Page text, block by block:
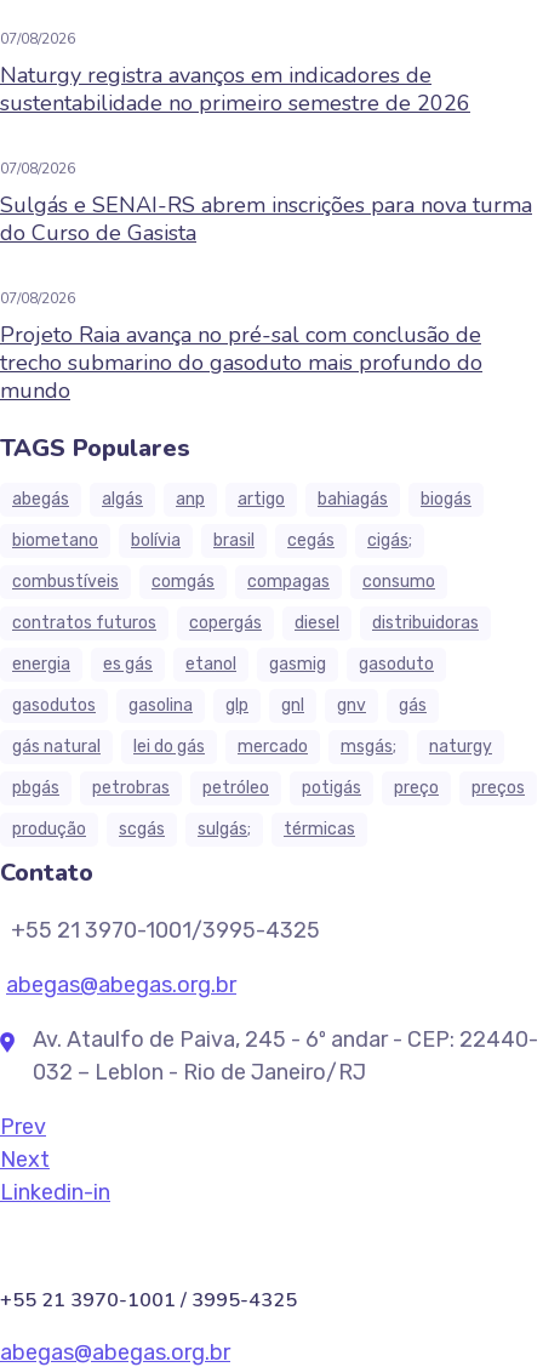
07/08/2026
Naturgy registra avanços em indicadores de
sustentabilidade no primeiro semestre de 2026
07/08/2026
Sulgás e SENAI-RS abrem inscrições para nova turma
do Curso de Gasista
07/08/2026
Projeto Raia avança no pré-sal com conclusão de
trecho submarino do gasoduto mais profundo do
mundo
TAGS Populares
abegás algás anp artigo bahiagás
biogás
biometano
bolívia brasil cegás
cigás;
combustíveis
comgás compagas
consumo
contratos futuros
copergás diesel
distribuidoras
energia
es gás etanol gasmig
gasoduto
gasodutos
gasolina glp gnl gnv
gás
gás natural
lei do gás mercado msgás;
naturgy
pbgás
petrobras petróleo potigás preço
preços
produção
scgás sulgás; térmicas
Contato
+55 21 3970-1001/3995-4325
abegas@abegas.org.br
Av. Ataulfo de Paiva, 245 - 6º andar - CEP: 22440-
032 – Leblon - Rio de Janeiro/RJ
Prev
Next
Linkedin-in
+55 21 3970-1001 / 3995-4325
abegas@abegas.org.br